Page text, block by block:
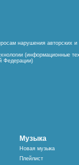
нарушения авторских
(информационные
Федерации)
Музыка
Новая музыка
Плейлист